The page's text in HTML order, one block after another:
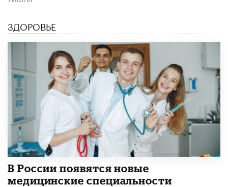
ЗДОРОВЬЕ
В России появятся новые
медицинские специальности